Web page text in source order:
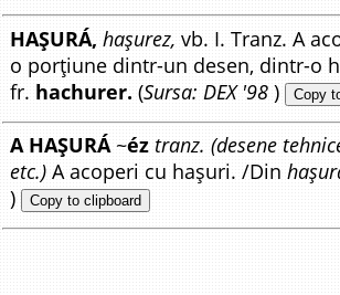
HAȘURÁ, hașurez, vb. I. Tranz. A
o porțiune dintr-un desen, dintr-o
fr. hachurer. (Sursa: DEX '98 ) Copy
A HAȘURÁ~éz tranz. (desene
etc.) A acoperi cu hașuri. /Din
) Copy to clipboard